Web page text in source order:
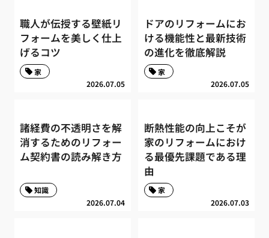
職人が伝授する壁紙リ
フォームを美しく仕上
げるコツ
2026.07.05
家
ドアのリフォームにお
ける機能性と最新技術
の進化を徹底解説
2026.07.05
家
諸経費の不透明さを解
消するためのリフォー
ム契約書の読み解き方
2026.07.04
知識
断熱性能の向上こそが
家のリフォームにおけ
る最優先課題である理
由
2026.07.03
家